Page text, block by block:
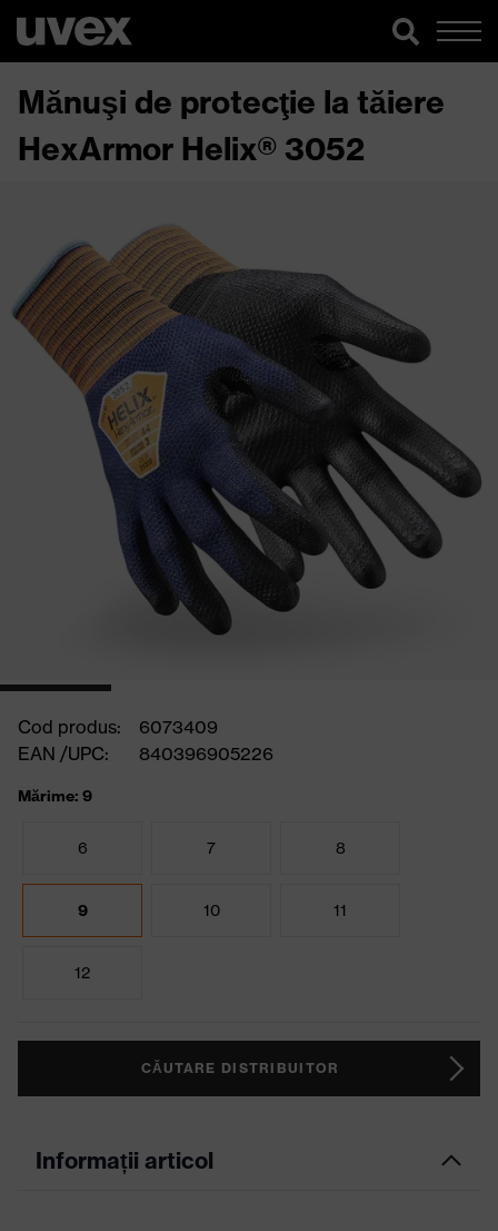
Mănuşi de protecţie la tăiere
HexArmor Helix® 3052
Cod produs:
6073409
EAN /UPC:
840396905226
Mărime: 9
6 7 8
9 10 11
12
CĂUTARE DISTRIBUITOR
Informații articol